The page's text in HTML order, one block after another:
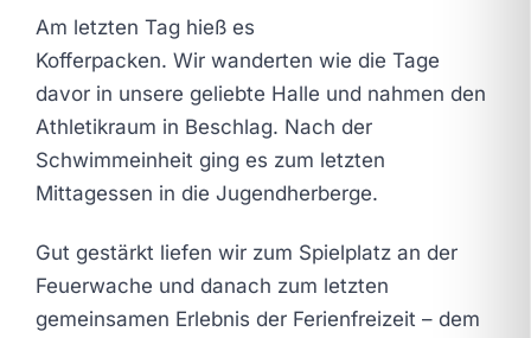
Am letzten Tag hieß es
Kofferpacken. Wir wanderten wie die Tage
davor in unsere geliebte Halle und nahmen den
Athletikraum in Beschlag. Nach der
Schwimmeinheit ging es zum letzten
Mittagessen in die Jugendherberge.
Gut gestärkt liefen wir zum Spielplatz an der
Feuerwache und danach zum letzten
gemeinsamen Erlebnis der Ferienfreizeit – dem